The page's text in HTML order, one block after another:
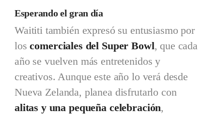
Esperando el gran día
Waititi también expresó su entusiasmo por
loscomerciales del Super Bowl, que cada
año se vuelven más entretenidos y
creativos. Aunque este año lo verá desde
Nueva Zelanda, planea disfrutarlo con
alitas y una pequeña celebración,